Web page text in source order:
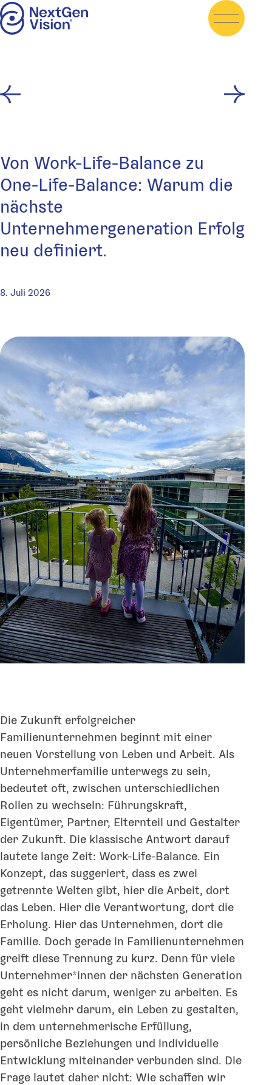
Skip to content
Beitragsnavigation
Previous post: Next
Von Work-Life-Balance zu
One-Life-Balance: Warum die
nächste
Unternehmergeneration Erfolg
neu definiert.
8. Juli 2026
Die Zukunft erfolgreicher
Familienunternehmen beginnt mit einer
neuen Vorstellung von Leben und Arbeit. Als
Unternehmerfamilie unterwegs zu sein,
bedeutet oft, zwischen unterschiedlichen
Rollen zu wechseln: Führungskraft,
Eigentümer, Partner, Elternteil und Gestalter
der Zukunft. Die klassische Antwort darauf
lautete lange Zeit: Work-Life-Balance. Ein
Konzept, das suggeriert, dass es zwei
getrennte Welten gibt, hier die Arbeit, dort
das Leben. Hier die Verantwortung, dort die
Erholung. Hier das Unternehmen, dort die
Familie. Doch gerade in Familienunternehmen
greift diese Trennung zu kurz. Denn für viele
Unternehmer*innen der nächsten Generation
geht es nicht darum, weniger zu arbeiten. Es
geht vielmehr darum, ein Leben zu gestalten,
in dem unternehmerische Erfüllung,
persönliche Beziehungen und individuelle
Entwicklung miteinander verbunden sind. Die
Frage lautet daher nicht: Wie schaffen wir